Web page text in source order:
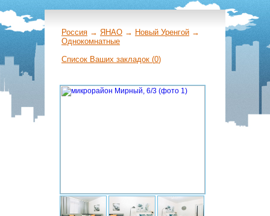
Россия → ЯНАО → Новый Уренгой →
Однокомнатные
←
Список Ваших закладок (0)